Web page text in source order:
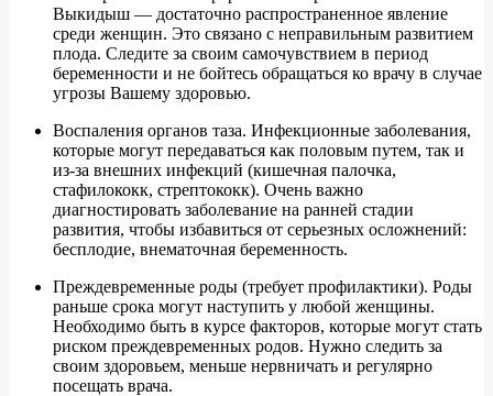
Выкидыш — достаточно распространенное явление
среди женщин. Это связано с неправильным развитием
плода. Следите за своим самочувствием в период
беременности и не бойтесь обращаться ко врачу в случае
угрозы Вашему здоровью.
Воспаления органов таза. Инфекционные заболевания,
которые могут передаваться как половым путем, так и
из-за внешних инфекций (кишечная палочка,
стафилококк, стрептококк). Очень важно
диагностировать заболевание на ранней стадии
развития, чтобы избавиться от серьезных осложнений:
бесплодие, внематочная беременность.
Преждевременные роды (требует профилактики). Роды
раньше срока могут наступить у любой женщины.
Необходимо быть в курсе факторов, которые могут стать
риском преждевременных родов. Нужно следить за
своим здоровьем, меньше нервничать и регулярно
посещать врача.